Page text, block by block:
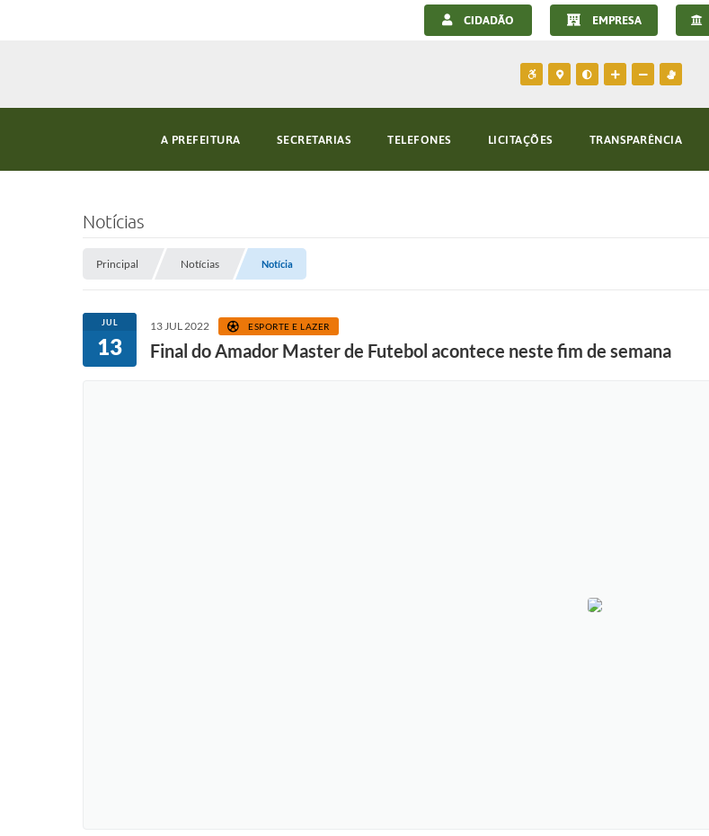
CIDADÃO EMPRESA
A PREFEITURA SECRETARIAS TELEFONES LICITAÇÕES TRANSPARÊNCIA
Notícias
Principal Notícias Notícia
JUL
13
13 JUL 2022 ESPORTE E LAZER
Final do Amador Master de Futebol acontece neste fim de semana